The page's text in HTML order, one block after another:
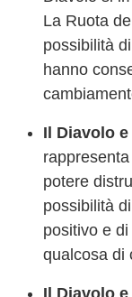
La Ruota
possibilità
hanno
Il Diavolo
potere
possibilità
positivo e
qualcosa di
Il Diavolo